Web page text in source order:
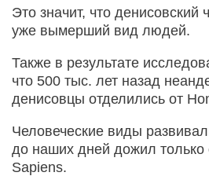
Это значит, что денисовский
уже вымерший вид людей.
Также в результате
что 500 тыс. лет назад
денисовцы отделились от
Человеческие виды
до наших дней дожил
Sapiens.